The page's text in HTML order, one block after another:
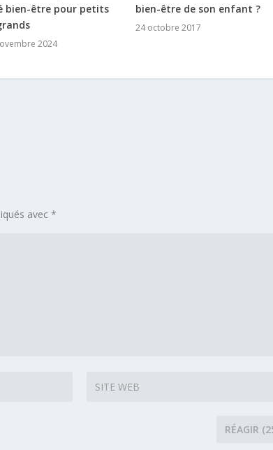
bien-être pour petits
2024
bien-être de son enfant ?
24 octobre 2017
avec*